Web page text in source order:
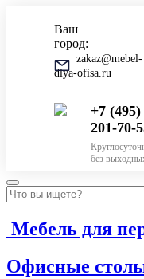
Ваш
город:
zakaz@mebel-
dlya-ofisa.ru
+7 (495)
201-70-
без
Мебель для
Офисные